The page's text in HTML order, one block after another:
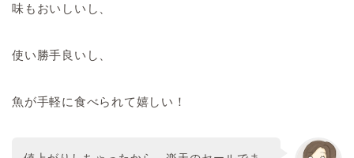
味もおいしいし、
使い勝手良いし、
魚が手軽に食べられて嬉しい！